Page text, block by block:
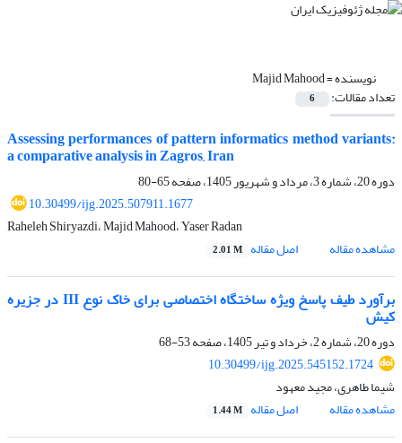
نویسنده =Majid Mahood
تعداد مقالات: 6
Assessing performances of pattern informatics method variants:
a comparative analysis in Zagros, Iran
دوره 20، شماره 3، مرداد و شهریور 1405، صفحه
65-80
10.30499/ijg.2025.507911.1677
Raheleh Shiryazdi، Majid Mahood، Yaser Radan
مشاهده مقاله
اصل مقاله 2.01 M
برآورد طیف پاسخ ویژه ساختگاه اختصاصی برای خاک نوع III در جزیره
کیش
دوره 20، شماره 2، خرداد و تیر 1405، صفحه
53-68
10.30499/ijg.2025.545152.1724
شیما طاهری، مجید معهود
مشاهده مقاله
اصل مقاله 1.44 M